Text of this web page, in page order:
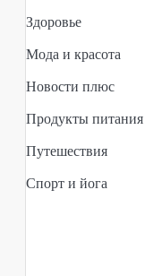
Здоровье
Мода и красота
Новости плюс
Продукты питания
Путешествия
Спорт и йога